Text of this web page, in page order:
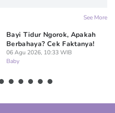
See More
Bayi Tidur Ngorok, Apakah
Berbahaya? Cek Faktanya!
06 Agu 2026, 10:33 WIB
Baby